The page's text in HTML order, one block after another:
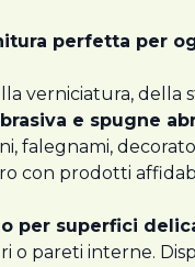
perfetta per
verniciatura,
e spugne
falegnami,
con prodotti
per superfici
pareti interne.